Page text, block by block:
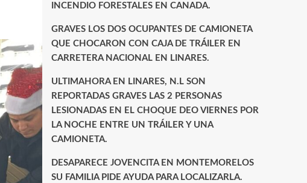
INCENDIO FORESTALES EN CANADA.
GRAVES LOS DOS OCUPANTES DE CAMIONETA
QUE CHOCARON CON CAJA DE TRÁILER EN
CARRETERA NACIONAL EN LINARES.
ULTIMAHORA EN LINARES, N.L SON
REPORTADAS GRAVES LAS 2 PERSONAS
LESIONADAS EN EL CHOQUE DEO VIERNES POR
LA NOCHE ENTRE UN TRÁILER Y UNA
CAMIONETA.
DESAPARECE JOVENCITA EN MONTEMORELOS
SU FAMILIA PIDE AYUDA PARA LOCALIZARLA.